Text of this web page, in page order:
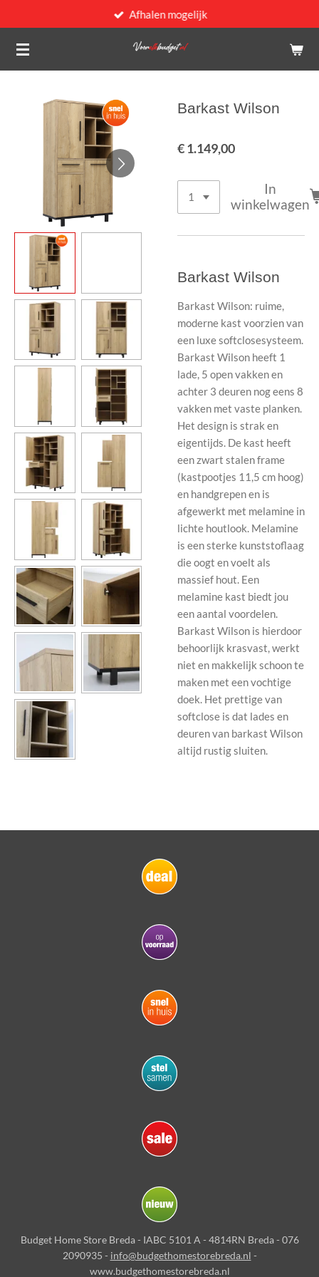
direct
naar
Afhalen mogelijk
Barkast Wilson
€ 1.149,00
In
winkelwagen
Barkast Wilson
Barkast Wilson: ruime,
moderne kast voorzien van
een luxe softclosesysteem.
Barkast Wilson heeft 1
lade, 5 open vakken en
achter 3 deuren nog eens 8
vakken met vaste planken.
Het design is strak en
eigentijds. De kast heeft
een zwart stalen frame
(kastpootjes 11,5 cm hoog)
en handgrepen en is
afgewerkt met melamine in
lichte houtlook. Melamine
is een sterke kunststoflaag
die oogt en voelt als
massief hout. Een
melamine kast biedt jou
een aantal voordelen.
Barkast Wilson is hierdoor
behoorlijk krasvast, werkt
niet en makkelijk schoon te
maken met een vochtige
doek. Het prettige van
softclose is dat lades en
deuren van barkast Wilson
altijd rustig sluiten.
Budget Home Store Breda - IABC 5101 A - 4814RN Breda - 076
2090935 - info@budgethomestorebreda.nl -
www.budgethomestorebreda.nl